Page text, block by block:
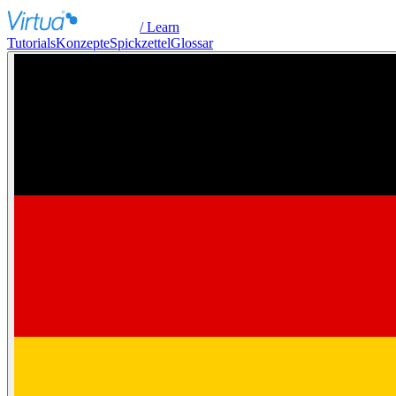
/ Learn
TutorialsKonzepteSpickzettelGlossar